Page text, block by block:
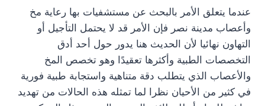
عندما يتعلق الأمر بالبحث عن مستشفيات بها رعاية مخ
وأعصاب مدينة نصر فإن الأمر قد لا يحتمل التأجيل أو
التهاون نهائيا لأن الحديث هنا يدور حول أحد أدق
التخصصات الطبية وأكثرها تعقيدًا وهو تخصص المخ
والأعصاب الذي يتطلب دقة متناهية واستجابة طبية فورية
في كثير من الأحيان نظرا لما تمثله هذه الحالات من تهديد